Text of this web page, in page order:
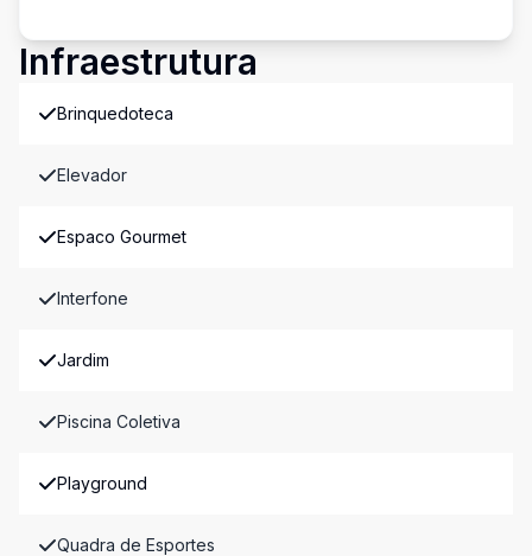
Infraestrutura
Brinquedoteca
Elevador
Espaco Gourmet
Interfone
Jardim
Piscina Coletiva
Playground
Quadra de Esportes